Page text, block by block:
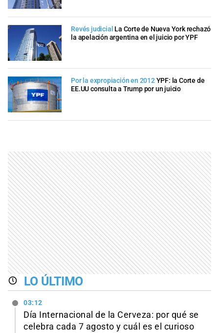
Revés judicial La Corte de Nueva York rechazó
la apelación argentina en el juicio por YPF
Por la expropiación en 2012YPF: la Corte de
EE.UU consulta a Trump por un juicio
LO ÚLTIMO
03:12
Día Internacional de la Cerveza: por qué se
celebra cada 7 agosto y cuál es el curioso